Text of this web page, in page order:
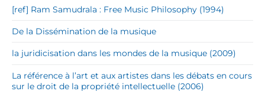
[ref] Ram Samudrala : Free Music Philosophy (1994)
De la Dissémination de la musique
la juridicisation dans les mondes de la musique (2009)
La référence à l’art et aux artistes dans les débats en cours
sur le droit de la propriété intellectuelle (2006)